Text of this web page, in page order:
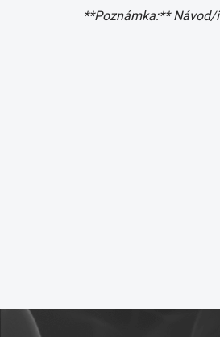
**Poznámka:** Návod/